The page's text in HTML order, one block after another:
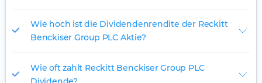
Wie hoch ist die Dividendenrendite der Reckitt
Benckiser Group PLC Aktie?
Wie oft zahlt Reckitt Benckiser Group PLC